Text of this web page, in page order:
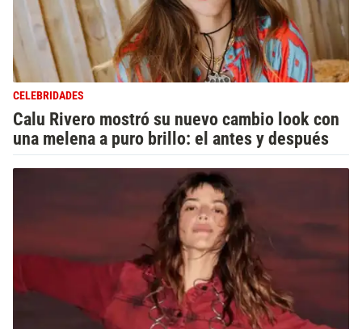
CELEBRIDADES
Calu Rivero mostró su nuevo cambio look con
una melena a puro brillo: el antes y después